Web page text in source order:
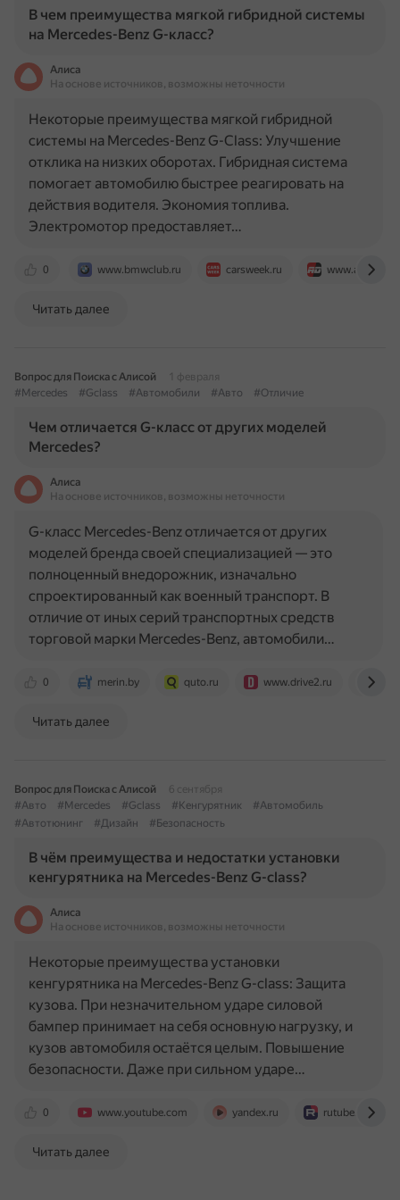
В чем преимущества мягкой гибридной системы
на Mercedes-Benz G-класс?
Алиса
На основе источников, возможны неточности
0 www.bmwclub.ru carsweek.ru www.auto-
Некоторые преимущества мягкой гибридной
системы на Mercedes-Benz G-Class: Улучшение
отклика на низких оборотах. Гибридная система
помогает автомобилю быстрее реагировать на
действия водителя. Экономия топлива.
Электромотор предоставляет…
Читать далее
Вопрос для Поиска с Алисой
1 февраля
#Mercedes
#Gclass #Автомобили #Авто #Отличие
Чем отличается G-класс от других моделей
Mercedes?
Алиса
На основе источников, возможны неточности
0 merin.by quto.ru www.drive2.ru
G-класс Mercedes-Benz отличается от других
моделей бренда своей специализацией — это
полноценный внедорожник, изначально
спроектированный как военный транспорт. В
отличие от иных серий транспортных средств
торговой марки Mercedes-Benz, автомобили…
Читать далее
Вопрос для Поиска с Алисой
6 сентября
#Авто
#Mercedes #Gclass #Кенгурятник
#Автомобиль
#Автотюнинг
#Дизайн #Безопасность
В чём преимущества и недостатки установки
кенгурятника на Mercedes-Benz G-class?
Алиса
На основе источников, возможны неточности
0 www.youtube.com yandex.ru rutube.ru
Некоторые преимущества установки
кенгурятника на Mercedes-Benz G-class: Защита
кузова. При незначительном ударе силовой
бампер принимает на себя основную нагрузку, и
кузов автомобиля остаётся целым. Повышение
безопасности. Даже при сильном ударе…
Читать далее